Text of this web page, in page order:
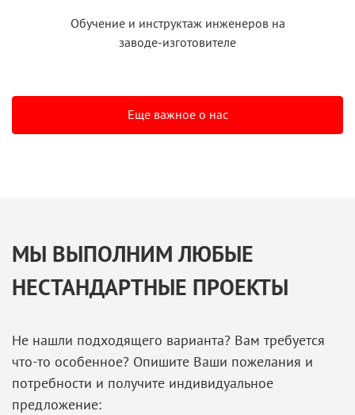
Обучение и инструктажинженеров на
заводе-изготовителе
Еще важное о нас
МЫ ВЫПОЛНИМ ЛЮБЫЕ
НЕСТАНДАРТНЫЕ ПРОЕКТЫ
Не нашли подходящего варианта? Вам требуется
что-то особенное? Опишите Ваши пожелания и
потребности и получите индивидуальное
предложение: